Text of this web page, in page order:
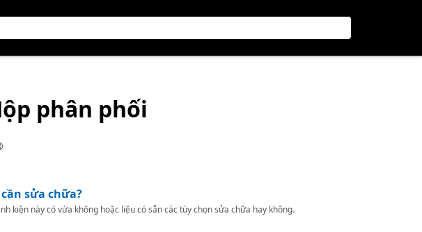
phân phối
sửa chữa?
kiện này có vừa không hoặc liệu có sẵn các tùy chọn sửa chữa hay không.